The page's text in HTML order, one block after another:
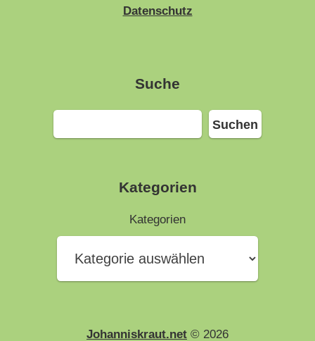
Datenschutz
Suche
Suchen
Suchen
Kategorien
Kategorien
Johanniskraut.net © 2026